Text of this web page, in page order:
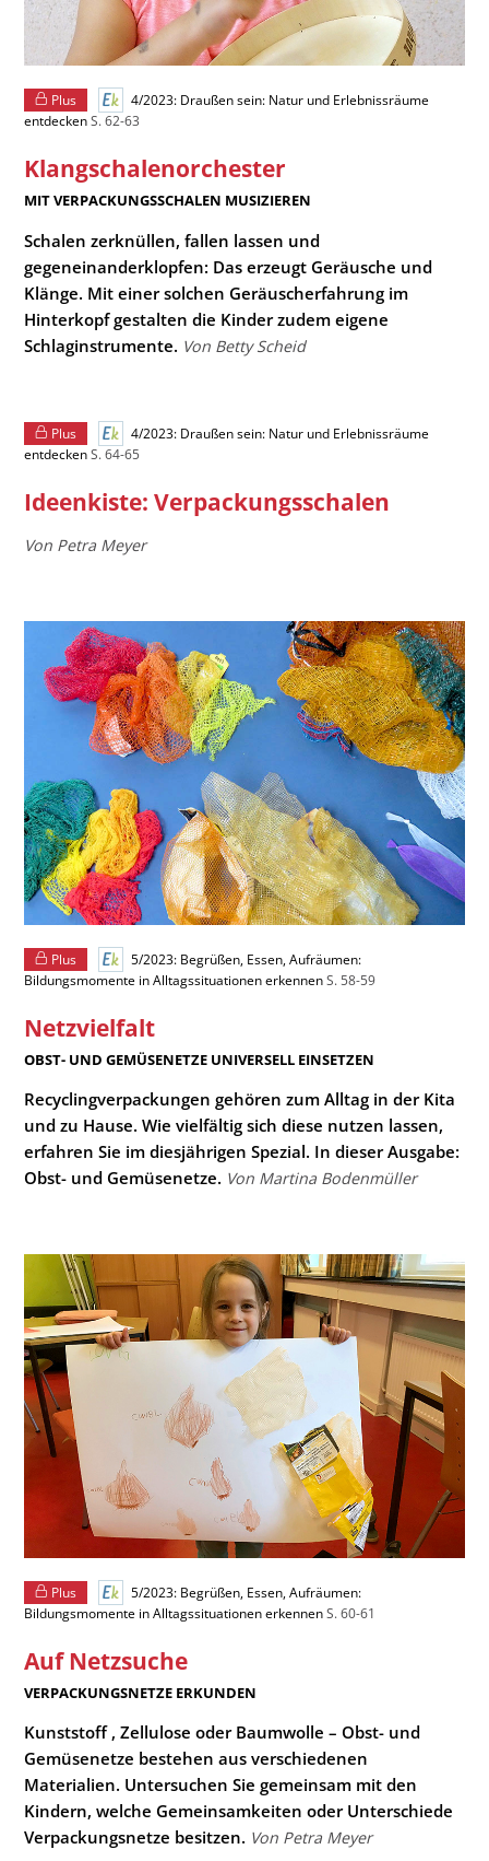
Plus
4/2023: Draußen sein: Natur und Erlebnissräume
entdeckenS. 62-63
Klangschalenorchester
:
MIT VERPACKUNGSSCHALEN MUSIZIEREN
Schalen zerknüllen, fallen lassen und
gegeneinanderklopfen: Das erzeugt Geräusche und
Klänge. Mit einer solchen Geräuscherfahrung im
Hinterkopf gestalten die Kinder zudem eigene
Schlaginstrumente. Von Betty Scheid
Plus
4/2023: Draußen sein: Natur und Erlebnissräume
entdeckenS. 64-65
Ideenkiste: Verpackungsschalen
Von Petra Meyer
Plus
5/2023: Begrüßen, Essen, Aufräumen:
Bildungsmomente in Alltagssituationen erkennenS. 58-59
Netzvielfalt
:
OBST- UND GEMÜSENETZE UNIVERSELL EINSETZEN
Recyclingverpackungen gehören zum Alltag in der Kita
und zu Hause. Wie vielfältig sich diese nutzen lassen,
erfahren Sie im diesjährigen Spezial. In dieser Ausgabe:
Obst- und Gemüsenetze. Von Martina Bodenmüller
Plus
5/2023: Begrüßen, Essen, Aufräumen:
Bildungsmomente in Alltagssituationen erkennenS. 60-61
Auf Netzsuche
:
VERPACKUNGSNETZE ERKUNDEN
Kunststoff , Zellulose oder Baumwolle – Obst- und
Gemüsenetze bestehen aus verschiedenen
Materialien. Untersuchen Sie gemeinsam mit den
Kindern, welche Gemeinsamkeiten oder Unterschiede
Verpackungsnetze besitzen. Von Petra Meyer